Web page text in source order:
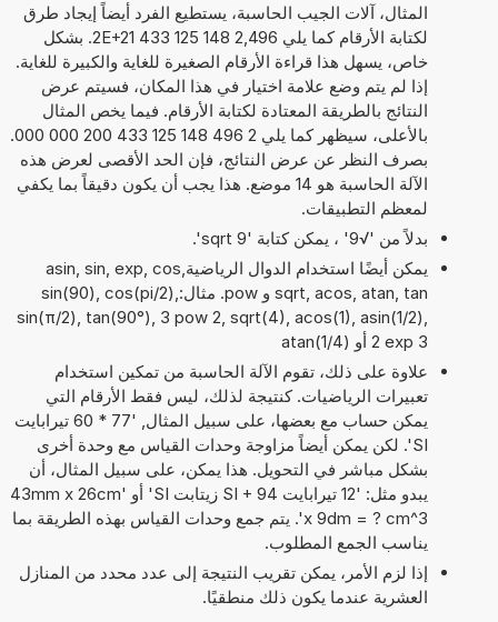
المثال، آلات الجيب الحاسبة، يستطيع الفرد أيضاً إيجاد طرق
لكتابة الأرقام كما يلي 2,496 148 125 433 2E+21. بشكل
خاص، يسهل هذا قراءة الأرقام الصغيرة للغاية والكبيرة للغاية.
إذا لم يتم وضع علامة اختيار في هذا المكان، فسيتم عرض
النتائج بالطريقة المعتادة لكتابة الأرقام. فيما يخص المثال
بالأعلى، سيظهر كما يلي 2 496 148 125 433 200 000 000.
بصرف النظر عن عرض النتائج، فإن الحد الأقصى لعرض هذه
الآلة الحاسبة هو 14 موضع. هذا يجب أن يكون دقيقاً بما يكفي
لمعظم التطبيقات.
بدلاً من '√9' ، يمكن كتابة 'sqrt 9'.
يمكن أيضًا استخدام الدوال الرياضيةasin, sin, exp, cos,
sqrt, acos, atan, tan و pow. مثال:sin(90), cos(pi/2),
sin(π/2), tan(90°), 3 pow 2, sqrt(4), acos(1), asin(1/2),
2 exp 3 أو atan(1/4)
علاوة على ذلك، تقوم الآلة الحاسبة من تمكين استخدام
تعبيرات الرياضيات. كنتيجة لذلك، ليس فقط الأرقام التي
يمكن حساب مع بعضها، على سبيل المثال, '77 * 60 تيرابايت
SI'. لكن يمكن أيضاً مزاوجة وحدات القياس مع وحدة أخرى
بشكل مباشر في التحويل. هذا يمكن، على سبيل المثال، أن
يبدو مثل: '12 تيرابايت SI + 94 زيتابت SI' أو '43mm x 26cm
x 9dm = ? cm^3'. يتم جمع وحدات القياس بهذه الطريقة بما
يناسب الجمع المطلوب.
إذا لزم الأمر، يمكن تقريب النتيجة إلى عدد محدد من المنازل
العشرية عندما يكون ذلك منطقيًا.